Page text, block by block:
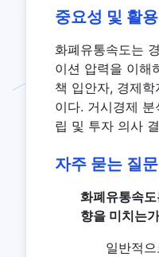
중요성 및 활
화폐유통속도는
이션 압력을 이해
책 입안자, 경제
이다. 거시경제
립 및 투자 의사
자주 묻는 질문
화폐유통속
향을 미치는
일반적